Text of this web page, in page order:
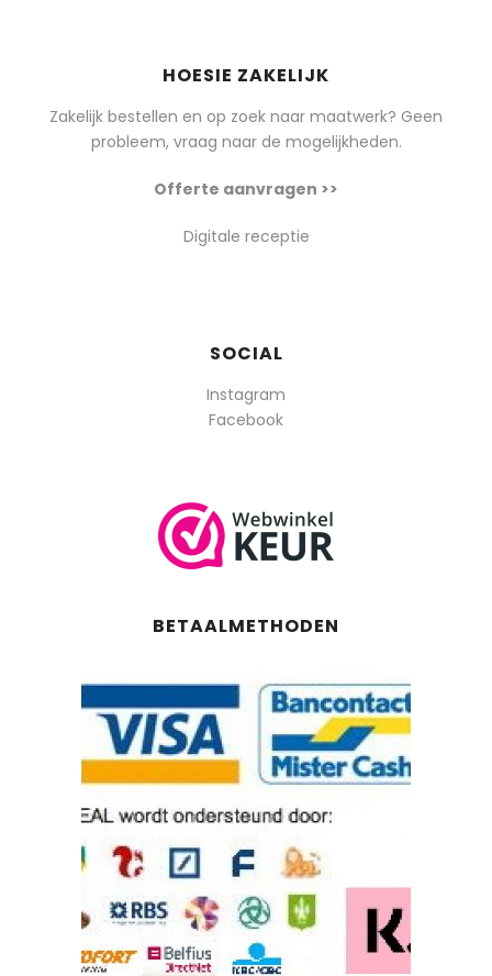
HOESIE ZAKELIJK
Zakelijk bestellen en op zoek naar maatwerk? Geen
probleem, vraag naar de mogelijkheden.
Offerte aanvragen >>
Digitale receptie
SOCIAL
Instagram
Facebook
BETAALMETHODEN